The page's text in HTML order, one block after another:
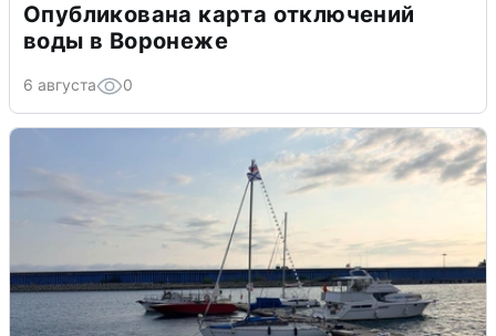
Опубликована карта отключений
воды в Воронеже
6 августа 0